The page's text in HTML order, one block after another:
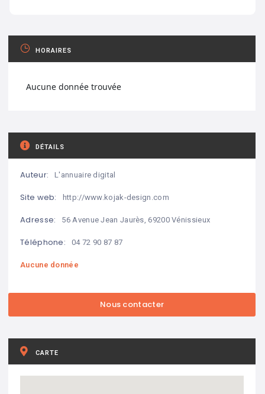
HORAIRES
Aucune donnée trouvée
DÉTAILS
Auteur: L'annuaire digital
Site web: http://www.kojak-design.com
Adresse: 56 Avenue Jean Jaurès, 69200 Vénissieux
Téléphone: 04 72 90 87 87
Aucune donnée
CARTE